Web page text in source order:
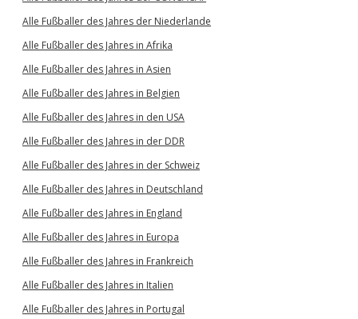
Alle Fußballer des Jahres der Niederlande
Alle Fußballer des Jahres in Afrika
Alle Fußballer des Jahres in Asien
Alle Fußballer des Jahres in Belgien
Alle Fußballer des Jahres in den USA
Alle Fußballer des Jahres in der DDR
Alle Fußballer des Jahres in der Schweiz
Alle Fußballer des Jahres in Deutschland
Alle Fußballer des Jahres in England
Alle Fußballer des Jahres in Europa
Alle Fußballer des Jahres in Frankreich
Alle Fußballer des Jahres in Italien
Alle Fußballer des Jahres in Portugal